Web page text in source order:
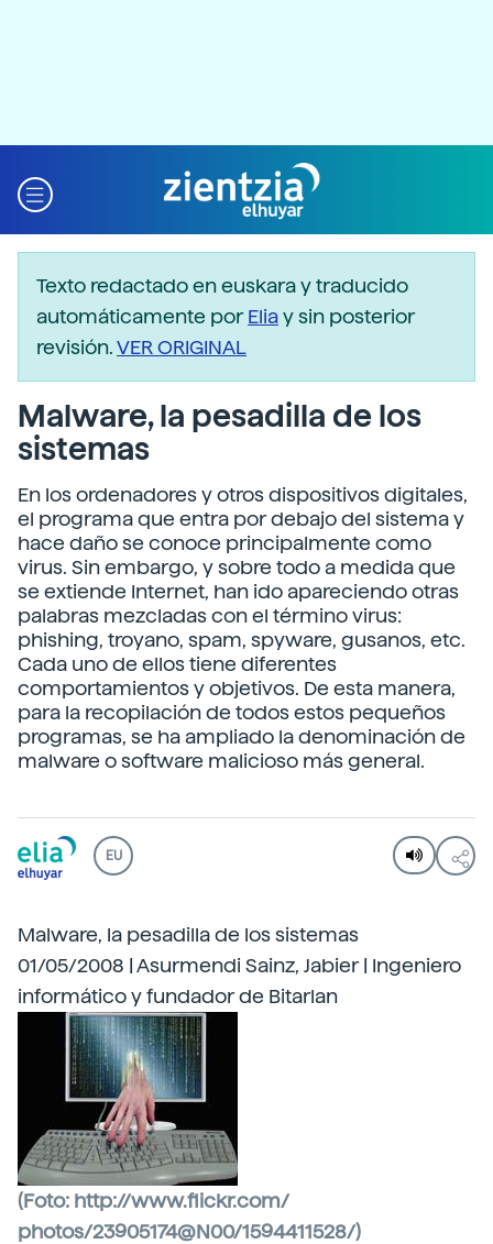
Texto redactado en euskara y traducido
automáticamente porEliay sin posterior
revisión.VER ORIGINAL
Malware, la pesadilla de los
sistemas
En los ordenadores y otros dispositivos digitales,
el programa que entra por debajo del sistema y
hace daño se conoce principalmente como
virus. Sin embargo, y sobre todo a medida que
se extiende Internet, han ido apareciendo otras
palabras mezcladas con el término virus:
phishing, troyano, spam, spyware, gusanos, etc.
Cada uno de ellos tiene diferentes
comportamientos y objetivos. De esta manera,
para la recopilación de todos estos pequeños
programas, se ha ampliado la denominación de
malware o software malicioso más general.
EU
Malware, la pesadilla de los sistemas
01/05/2008 | Asurmendi Sainz, Jabier | Ingeniero
informático y fundador de Bitarlan
(Foto: http://www.flickr.com/
photos/23905174@N00/1594411528/)